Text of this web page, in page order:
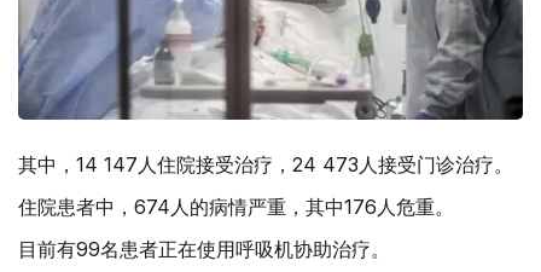
其中，14 147人住院接受治疗，24 473人接受门诊治疗。
住院患者中，674人的病情严重，其中176人危重。
目前有99名患者正在使用呼吸机协助治疗。